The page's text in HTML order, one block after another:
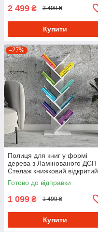
2 499 ₴ 3 499 ₴
Купити
–27%
Полиця для книг у формі
дерева з Ламінованого ДСП
Стелаж книжковий відкритий
шириною 40 см
Готово до відправки
1 099 ₴ 1 499 ₴
Купити